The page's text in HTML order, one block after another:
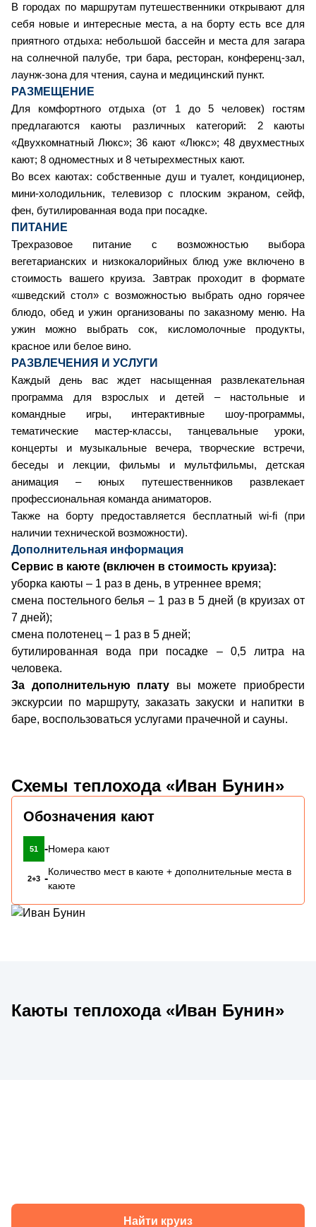
В городах по маршрутам путешественники открывают для
себя новые и интересные места, а на борту есть все для
приятного отдыха: небольшой бассейн и места для загара
на солнечной палубе, три бара, ресторан, конференц-зал,
лаунж-зона для чтения, сауна и медицинский пункт.
РАЗМЕЩЕНИЕ
Для комфортного отдыха (от 1 до 5 человек) гостям
предлагаются каюты различных категорий: 2 каюты
«Двухкомнатный Люкс»; 36 кают «Люкс»; 48 двухместных
кают; 8 одноместных и 8 четырехместных кают.
Во всех каютах: собственные душ и туалет, кондиционер,
мини-холодильник, телевизор с плоским экраном, сейф,
фен, бутилированная вода при посадке.
ПИТАНИЕ
Трехразовое питание с возможностью выбора
вегетарианских и низкокалорийных блюд уже включено в
стоимость вашего круиза. Завтрак проходит в формате
«шведский стол» с возможностью выбрать одно горячее
блюдо, обед и ужин организованы по заказному меню. На
ужин можно выбрать сок, кисломолочные продукты,
красное или белое вино.
РАЗВЛЕЧЕНИЯ И УСЛУГИ
Каждый день вас ждет насыщенная развлекательная
программа для взрослых и детей – настольные и
командные игры, интерактивные шоу-программы,
тематические мастер-классы, танцевальные уроки,
концерты и музыкальные вечера, творческие встречи,
беседы и лекции, фильмы и мультфильмы, детская
анимация – юных путешественников развлекает
профессиональная команда аниматоров.
Также на борту предоставляется бесплатный wi-fi (при
наличии технической возможности).
Дополнительная информация
Сервис в каюте (включен в стоимость круиза):
уборка каюты – 1 раз в день, в утреннее время;
смена постельного белья – 1 раз в 5 дней (в круизах от
7 дней);
смена полотенец – 1 раз в 5 дней;
бутилированная вода при посадке – 0,5 литра на
человека.
За дополнительную плату вы можете приобрести
экскурсии по маршруту, заказать закуски и напитки в
баре, воспользоваться услугами прачечной и сауны.
Схемы теплохода «Иван Бунин»
Обозначения кают
51 -Номера кают
2+3 -
Количество мест в каюте + дополнительные места в
каюте
Каюты теплохода «Иван Бунин»
Найти круиз